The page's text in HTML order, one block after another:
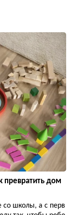
дом
со школы, а с перв